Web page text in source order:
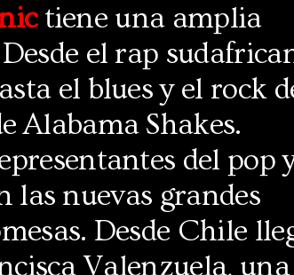
tiene una amplia
el rap
el blues y el rock
Alabama Shakes.
del pop
las nuevas grandes
Desde Chile
Valenzuela, una